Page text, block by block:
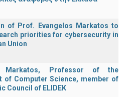
of Prof. Evangelos Markatos to
priorities for cybersecurity in
Union
Markatos, Professor of the
of Computer Science, member of
Council of ELIDEK